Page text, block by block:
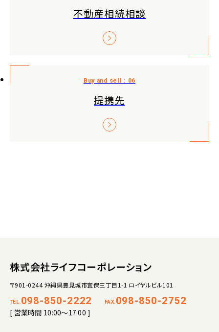
不動産相続相談
提携先
株式会社ライフコーポレーション
〒901-0244 沖縄県豊見城市宜保三丁目1-1 ロイヤルビル101
TEL. 098-850-2222 FAX. 098-850-2752
[ 営業時間 10:00～17:00 ]